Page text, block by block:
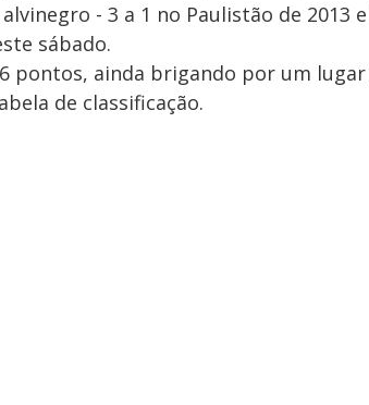
- 3 a 1 no Paulistão de 2013 e
sábado.
pontos, ainda brigando por um lugar
de classificação.